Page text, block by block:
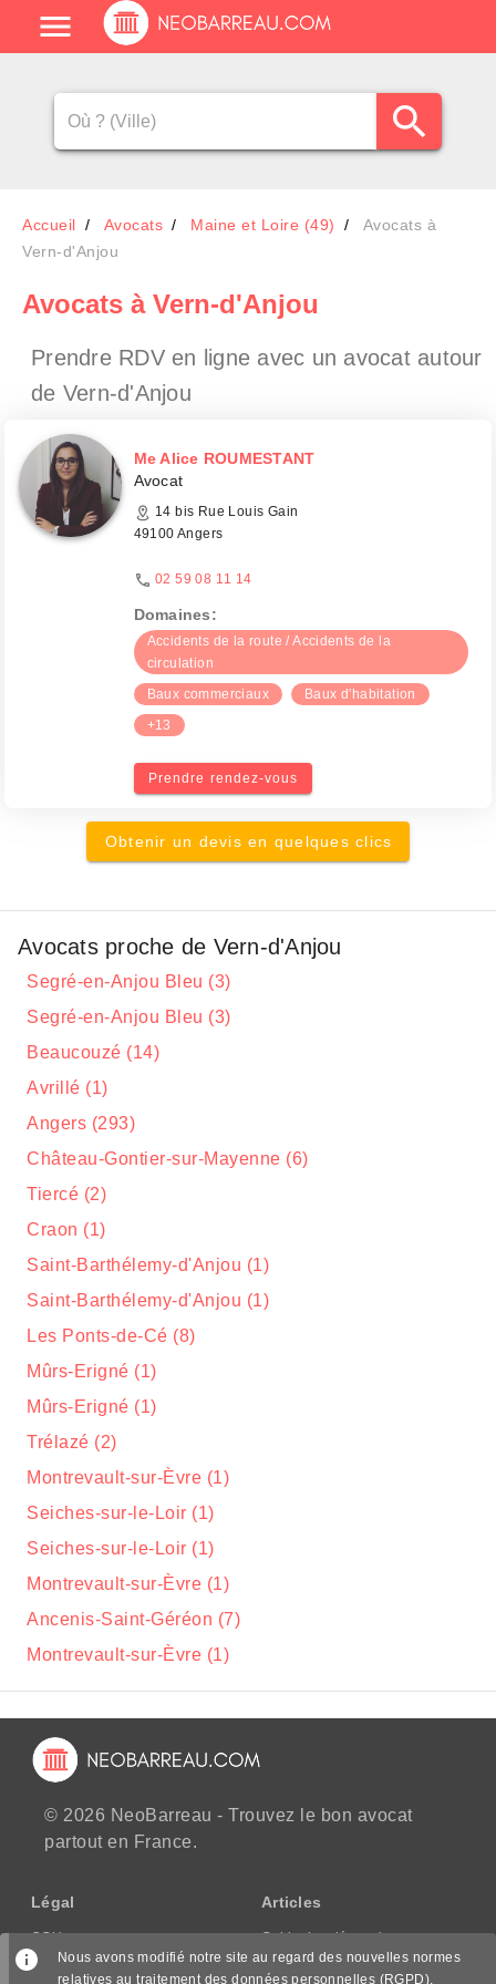
Accueil Avocats Maine et Loire (49)
Avocats à
Vern-d'Anjou
Avocats à Vern-d'Anjou
Prendre RDV en ligne avec un avocat autour
de Vern-d'Anjou
Me Alice ROUMESTANT
Avocat
14 bis Rue Louis Gain
49100 Angers
02 59 08 11 14
Domaines:
Accidents de la route / Accidents de la
circulation
Baux commerciaux
Baux d'habitation
+13
Prendre rendez-vous
Obtenir un devis en quelques clics
Avocats proche de Vern-d'Anjou
Segré-en-Anjou Bleu (3)
Segré-en-Anjou Bleu (3)
Beaucouzé (14)
Avrillé (1)
Angers (293)
Château-Gontier-sur-Mayenne (6)
Tiercé (2)
Craon (1)
Saint-Barthélemy-d'Anjou (1)
Saint-Barthélemy-d'Anjou (1)
Les Ponts-de-Cé (8)
Mûrs-Erigné (1)
Mûrs-Erigné (1)
Trélazé (2)
Montrevault-sur-Èvre (1)
Seiches-sur-le-Loir (1)
Seiches-sur-le-Loir (1)
Montrevault-sur-Èvre (1)
Ancenis-Saint-Géréon (7)
Montrevault-sur-Èvre (1)
© 2026 NeoBarreau - Trouvez le bon avocat
partout en France.
Légal
CGU
CGV/CPPS
Articles
Guide des démarches
Nous avons modifié notre site au regard des nouvelles normes
relatives au traitement des données personnelles (RGPD),